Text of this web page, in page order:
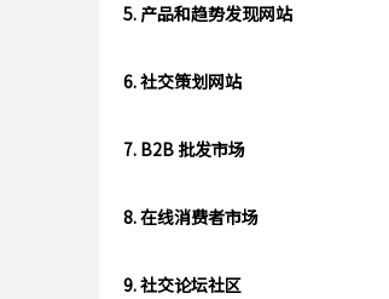
5. 产品和趋势发现网站
6. 社交策划网站
7. B2B 批发市场
8. 在线消费者市场
9. 社交论坛社区